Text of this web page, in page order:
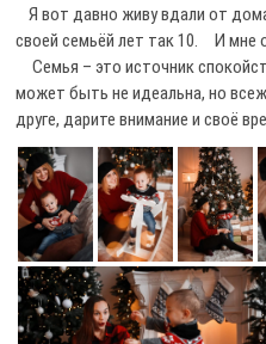
⠀Я вот давно живу вдали от
своей семьёй лет так 10. ⠀И мне
⠀ Семья – это источник
может быть не идеальна, но
друге, дарите внимание и своё